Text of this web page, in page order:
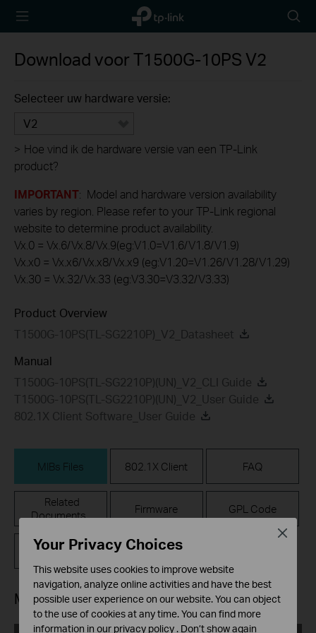
TP-Link,
Reliably
icon
Download voorT1500G-10PS V2
Selecteer uw hardware versie:
V2
> Hoe vind ik de hardware versie van een TP-Link
product?
IMPORTANT: Model and hardware version availability
varies by region. Please refer to your TP-Link regional
website to determine product availability.
Vx.0 = Vx.6/Vx.8/Vx.9(eg:V1.0=V1.6/V1.8/V1.9)
Vx.x0 = Vx.x6/Vx.x8/Vx.x9 (eg:V1.20=V1.26/V1.28/V1.29)
Vx.30 = Vx.32/Vx.33 (eg:V3.30=V3.32/V3.33)
Product Overview
T1500G-10PS(TL-SG2210P)_V2_Datasheet
Manual
T1500G-10PS(TL-SG2210P)(UN)_V2_CLI Guide
T1500G-10PS(TL-SG2210P)(UN)_V2_User Guide
802.1X Client Software_User Guide
MIBs Files 802.1X Client FAQ
Related
Documents
Firmware GPL Code
Emulators
MIBs Files
Your Privacy Choices
This website uses cookies to improve website
navigation, analyze online activities and have the best
possible user experience on our website. You can object
to the use of cookies at any time. You can find more
information in our privacy policy . Don’t show again
Close